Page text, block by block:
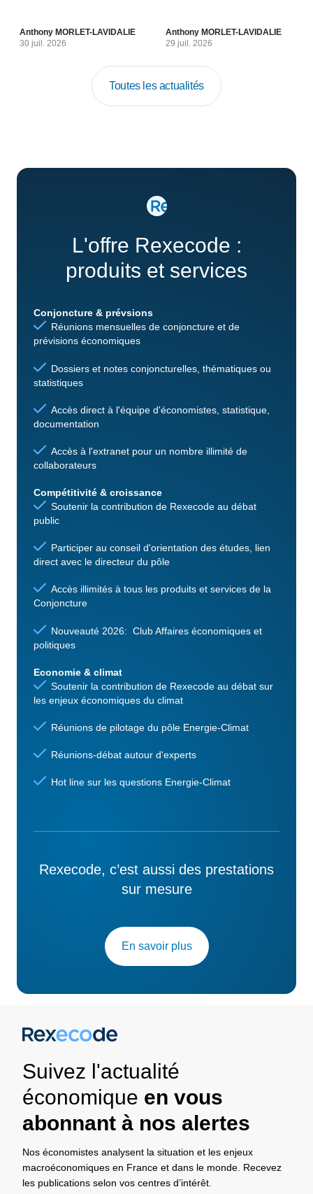
Anthony MORLET-LAVIDALIE
30 juil. 2026
Anthony MORLET-LAVIDALIE
29 juil. 2026
Toutes les actualités
L'offre Rexecode :
produits et services
Conjoncture & prévsions
Réunions mensuelles de conjoncture et de
prévisions économiques
Dossiers et notes conjoncturelles, thématiques ou
statistiques
Accès direct à l'équipe d'économistes, statistique,
documentation
Accès à l'extranet pour un nombre illimité de
collaborateurs
Compétitivité & croissance
Soutenir la contribution de Rexecode au débat
public
Participer au conseil d'orientation des études, lien
direct avec le directeur du pôle
Accès illimités à tous les produits et services de la
Conjoncture
Nouveauté 2026: Club Affaires économiques et
politiques
Economie & climat
Soutenir la contribution de Rexecode au débat sur
les enjeux économiques du climat
Réunions de pilotage du pôle Energie-Climat
Réunions-débat autour d'experts
Hot line sur les questions Energie-Climat
Rexecode, c’est aussi des prestations
sur mesure
En savoir plus
Suivez l'actualité
économique en vous
abonnant à nos alertes
Nos économistes analysent la situation et les enjeux
macroéconomiques en France et dans le monde. Recevez
les publications selon vos centres d’intérêt.